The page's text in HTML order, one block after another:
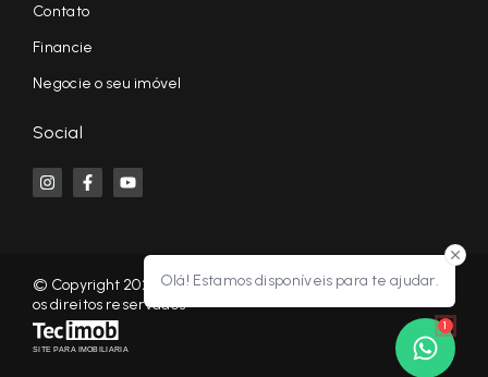
Olá! Estamos disponíveis para te ajudar.
1
Contato
Financie
Negocie o seu imóvel
Social
© Copyright 2026 - KF NEGÓCIOS IMOBILIÁRIOS RP - Todos
os direitos reservados
SITE PARA IMOBILIARIA